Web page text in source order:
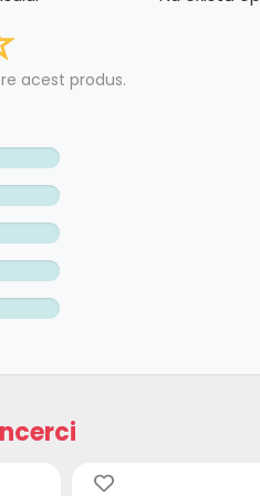
acest produs.